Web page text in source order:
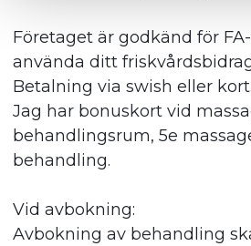
Företaget är godkänd för
använda ditt
Betalning via swish eller kort.
Jag har bonuskort vid
behandlingsrum, 5e
behandling.
Vid avbokning:
Avbokning av behandling